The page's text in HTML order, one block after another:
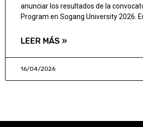
anunciar los resultados de la
Program en Sogang University 2026.
LEER MÁS »
16/04/2026